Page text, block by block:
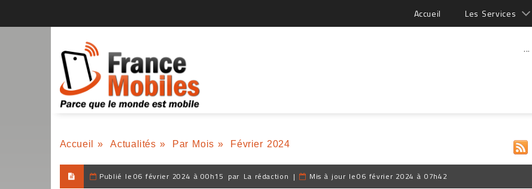
Accueil Les Services
...
Accueil » Actualités » Par Mois » Février 2024
Publié le 06 février 2024 à 00h15 par La rédaction | Mis à jour le06 février 2024 à 07h42